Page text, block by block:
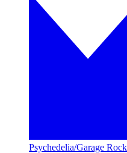
Psychedelia/Garage